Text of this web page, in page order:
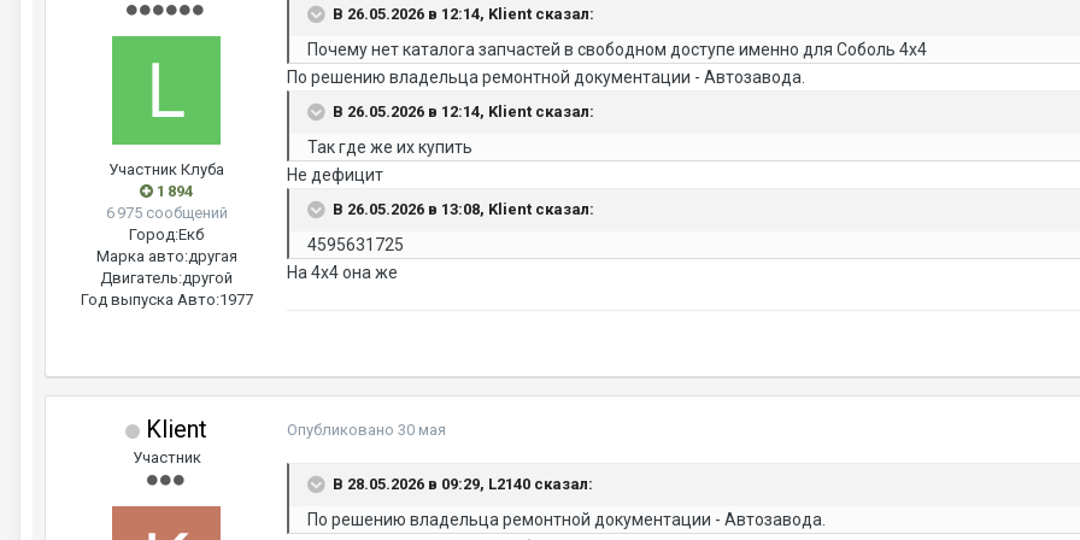
Участник Клуба
1 894
6 975 сообщений
Город:Екб
Марка авто:другая
Двигатель:другой
Год выпуска Авто:1977
В 26.05.2026 в 12:14, Klient сказал:
Почему нет каталога запчастей в свободном доступе именно для Соболь 4х4
По решению владельца ремонтной документации - Автозавода.
В 26.05.2026 в 12:14, Klient сказал:
Так где же их купить
Не дефицит
В 26.05.2026 в 13:08, Klient сказал:
4595631725
На 4х4 она же
Klient
Участник
Опубликовано 30 мая
В 28.05.2026 в 09:29, L2140 сказал:
По решению владельца ремонтной документации - Автозавода.